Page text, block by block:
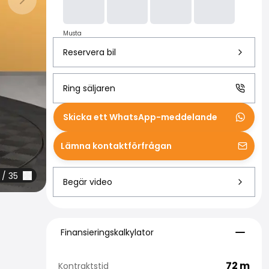
Nästa bild
/ 35
Musta
Reservera bil
Skicka ett WhatsApp-meddelande
Ring säljaren
Lämna kontaktförfrågan
Begär video
Finansieringskalkylator
Finansieringskalkylator
Kontraktstid 72 m